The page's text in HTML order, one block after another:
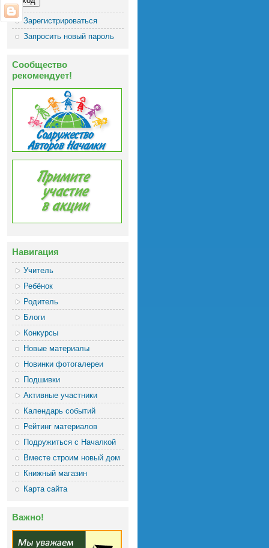
Зарегистрироваться
Запросить новый пароль
Сообщество
рекомендует!
Навигация
Учитель
Ребёнок
Родитель
Блоги
Конкурсы
Новые материалы
Новинки фотогалереи
Подшивки
Активные участники
Календарь событий
Рейтинг материалов
Подружиться с Началкой
Вместе строим новый дом
Книжный магазин
Карта сайта
Важно!